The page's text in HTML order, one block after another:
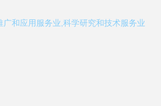
和应用服务业,科学研究和技术服务业